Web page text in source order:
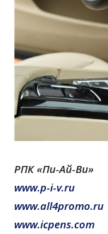
РПК «Пи-Ай-Ви»
www.p-i-v.ru
www.all4promo.ru
www.icpens.com